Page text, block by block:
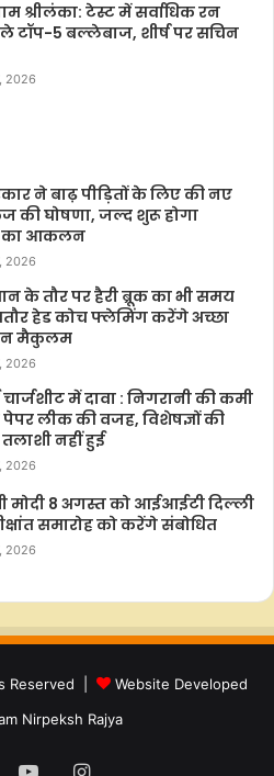
श्रीलंका: टेस्ट में सर्वाधिक रन
टॉप-5 बल्लेबाज, शीर्ष पर सचिन
2026
ने बाढ़ पीड़ितों के लिए की नए
की घोषणा, जल्द शुरू होगा
का आकलन
2026
के तौर पर हैरी ब्रूक का भी समय
हेड कोच फ्लेमिंग करेंगे अच्छा
मैकुलम
2026
में दावा : निगरानी की कमी
लीक की वजह, विशेषज्ञों की
नहीं हुई
2026
मोदी 8 अगस्त को आईआईटी दिल्ली
समारोह को करेंगे संबोधित
2026
Reserved |
Website Developed
Nirpeksh Rajya